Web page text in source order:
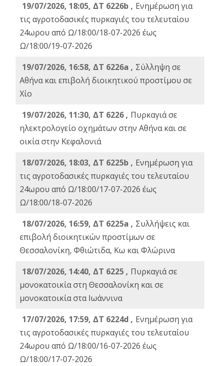
19/07/2026, 18:05, ΔΤ 6226b , Ενημέρωση για
τις αγροτοδασικές πυρκαγιές του τελευταίου
24ωρου από Ω/18:00/18-07-2026 έως
Ω/18:00/19-07-2026
19/07/2026, 16:58, ΔΤ 6226a , Σύλληψη σε
Αθήνα και επιβολή διοικητικού προστίμου σε
Χίο
19/07/2026, 11:30, ΔΤ 6226 , Πυρκαγιά σε
ηλεκτρολογείο οχημάτων στην Αθήνα και σε
οικία στην Κεφαλονιά
18/07/2026, 18:03, ΔΤ 6225b , Ενημέρωση για
τις αγροτοδασικές πυρκαγιές του τελευταίου
24ωρου από Ω/18:00/17-07-2026 έως
Ω/18:00/18-07-2026
18/07/2026, 16:59, ΔT 6225a , Συλλήψεις και
επιβολή διοικητικών προστίμων σε
Θεσσαλονίκη, Φθιώτιδα, Κω και Φλώρινα
18/07/2026, 14:40, ΔΤ 6225 , Πυρκαγιά σε
μονοκατοικία στη Θεσσαλονίκη και σε
μονοκατοικία στα Ιωάννινα
17/07/2026, 17:59, ΔΤ 6224d , Ενημέρωση για
τις αγροτοδασικές πυρκαγιές του τελευταίου
24ωρου από Ω/18:00/16-07-2026 έως
Ω/18:00/17-07-2026